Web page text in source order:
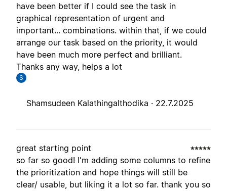
have been better if I could see the task in
graphical representation of urgent and
important... combinations. within that, if we could
arrange our task based on the priority, it would
have been much more perfect and brilliant.
Thanks any way, helps a lot
S
Shamsudeen Kalathingalthodika · 22.7.2025
great starting point
so far so good! I'm adding some columns to refine
the prioritization and hope things will still be
clear/ usable, but liking it a lot so far. thank you so